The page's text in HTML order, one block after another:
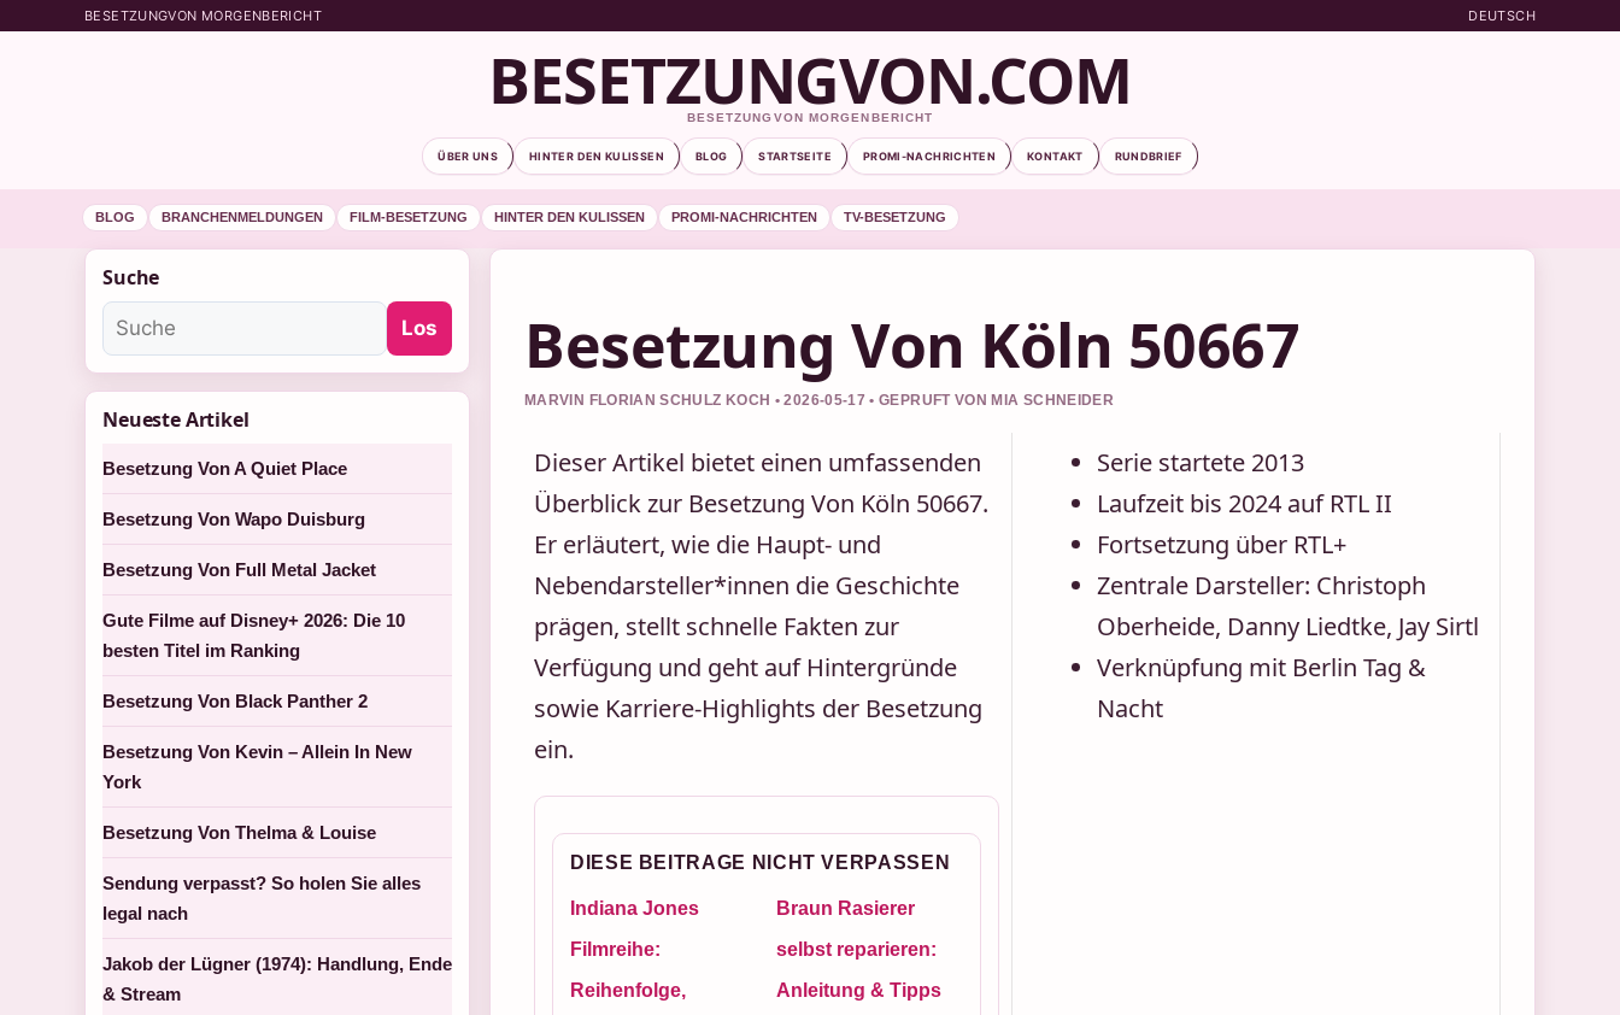
BESETZUNGVON MORGENBERICHT DEUTSCH
BESETZUNGVON.COM
BESETZUNGVON MORGENBERICHT
ÜBER UNS HINTER DEN KULISSEN BLOG STARTSEITE PROMI-NACHRICHTEN KONTAKT RUNDBRIEF
BLOG BRANCHENMELDUNGEN FILM-BESETZUNG HINTER DEN KULISSEN PROMI-NACHRICHTEN TV-BESETZUNG
Besetzung Von Köln 50667
MARVIN FLORIAN SCHULZ KOCH • 2026-05-17 • GEPRUFT VON MIA SCHNEIDER
Dieser Artikel bietet einen umfassenden
Überblick zur Besetzung Von Köln 50667.
Er erläutert, wie die Haupt- und
Nebendarsteller*innen die Geschichte
prägen, stellt schnelle Fakten zur
Verfügung und geht auf Hintergründe
sowie Karriere-Highlights der Besetzung
ein.
DIESE BEITRAGE NICHT VERPASSEN
Indiana Jones
Filmreihe:
Reihenfolge,
Braun Rasierer
selbst reparieren:
Anleitung & Tipps
Serie startete 2013
Laufzeit bis 2024 auf RTL II
Fortsetzung über RTL+
Zentrale Darsteller: Christoph
Oberheide, Danny Liedtke, Jay Sirtl
Verknüpfung mit Berlin Tag &
Nacht
Suche
Los
Neueste Artikel
Besetzung Von A Quiet Place
Besetzung Von Wapo Duisburg
Besetzung Von Full Metal Jacket
Gute Filme auf Disney+ 2026: Die 10
besten Titel im Ranking
Besetzung Von Black Panther 2
Besetzung Von Kevin – Allein In New
York
Besetzung Von Thelma & Louise
Sendung verpasst? So holen Sie alles
legal nach
Jakob der Lügner (1974): Handlung, Ende
& Stream